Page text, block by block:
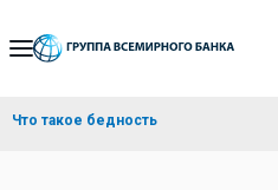
Skip
Navigation
Что такое бедность